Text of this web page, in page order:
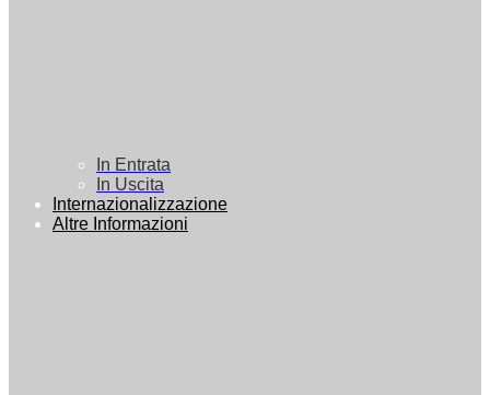
In Entrata
In Uscita
Internazionalizzazione
Altre Informazioni